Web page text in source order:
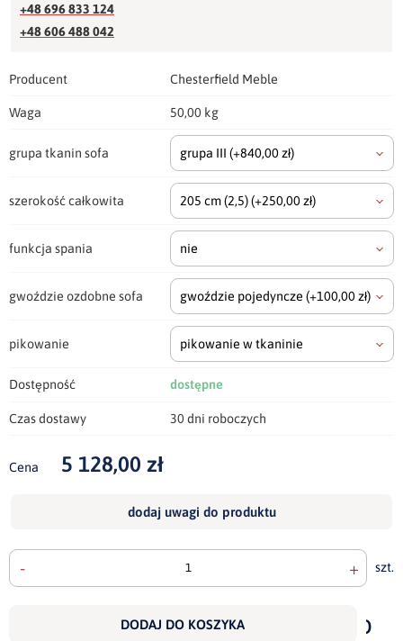
+48 696 833 124
+48 606 488 042
Producent Chesterfield Meble
Waga 50,00 kg
grupa tkanin sofa grupa III (+840,00 zł)
szerokość całkowita 205 cm(2,5)(+250,00 zł)
funkcja spania nie
gwoździe ozdobne sofa gwoździe pojedyncze (+100,00 zł)
pikowanie pikowanie w tkaninie
Dostępność dostępne
Czas dostawy 30 dni roboczych
Cena 5 128,00 zł
dodaj uwagi do produktu
- + szt.
DODAJ DO KOSZYKA
do